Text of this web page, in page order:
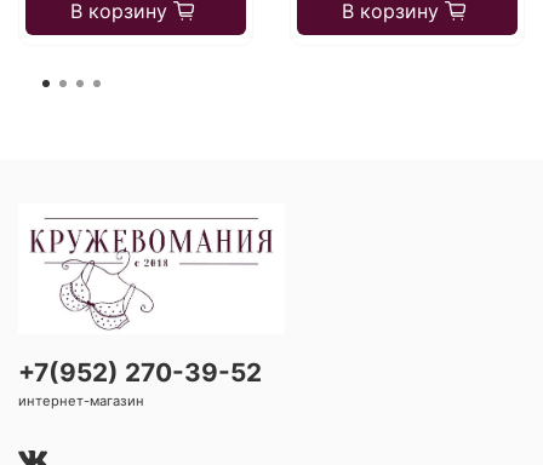
В корзину В корзину
+7(952) 270-39-52
интернет-магазин